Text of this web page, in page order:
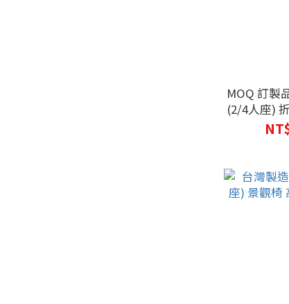
MOQ 訂製
(2/4人座)
納